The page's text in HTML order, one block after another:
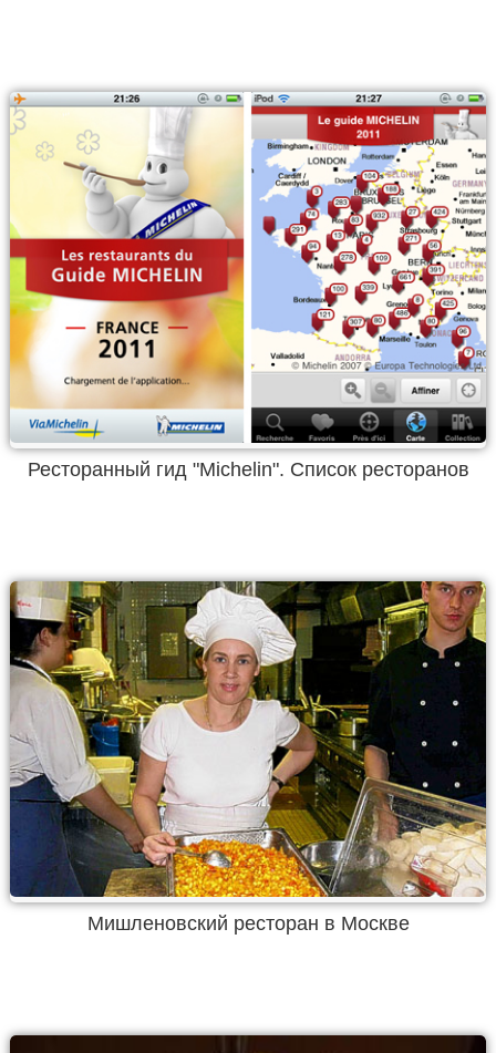
Ресторанный гид "Michelin". Список ресторанов
Мишленовский ресторан в Москве